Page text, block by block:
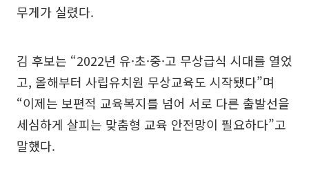
무게가 실렸다.
김 후보는 “2022년 유·초·중·고 무상급식 시대를 열었
고, 올해부터 사립유치원 무상교육도 시작됐다”며
“이제는 보편적 교육복지를 넘어 서로 다른 출발선을
세심하게 살피는 맞춤형 교육 안전망이 필요하다”고
말했다.